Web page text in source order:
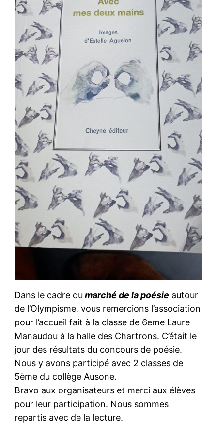
Dans le cadre du marché de la poésie autour
de l’Olympisme, vous remercions l’association
pour l’accueil fait à la classe de 6eme Laure
Manaudou à la halle des Chartrons. C’était le
jour des résultats du concours de poésie.
Nous y avons participé avec 2 classes de
5ème du collège Ausone.
Bravo aux organisateurs et merci aux élèves
pour leur participation. Nous sommes
repartis avec de la lecture.